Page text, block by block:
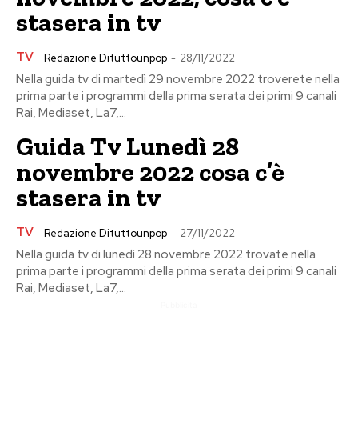
stasera in tv
TV Redazione Dituttounpop - 28/11/2022
Nella guida tv di martedì 29 novembre 2022 troverete nella
prima parte i programmi della prima serata dei primi 9 canali
Rai, Mediaset, La7,...
Guida Tv Lunedì 28
novembre 2022 cosa c’è
stasera in tv
TV Redazione Dituttounpop - 27/11/2022
Nella guida tv di lunedì 28 novembre 2022 trovate nella
prima parte i programmi della prima serata dei primi 9 canali
Rai, Mediaset, La7,...